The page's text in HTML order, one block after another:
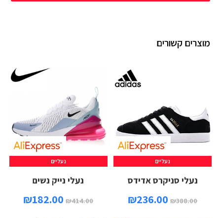
מוצרים קשורים
נעליים
נעלי סניקרס אדידס
₪388.00
₪236.00
נעליים
נעלי נייק נשים
₪414.00
₪182.00